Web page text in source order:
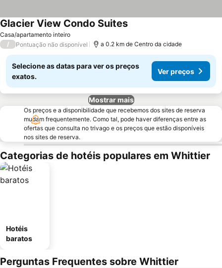
Casa/apartamento inteiro
Glacier View Condo Suites
/ Pontuação não disponível a 0.2 km de Centro da cidade
Selecione as datas para ver os preços
exatos.
Ver preços
Mostrar mais
Os preços e a disponibilidade que recebemos dos sites de reserva
mudam frequentemente. Como tal, pode haver diferenças entre as
ofertas que consulta no trivago e os preços que estão disponíveis
nos sites de reserva.
Categorias de hotéis populares em Whittier
Hotéis
baratos
Perguntas Frequentes sobre Whittier